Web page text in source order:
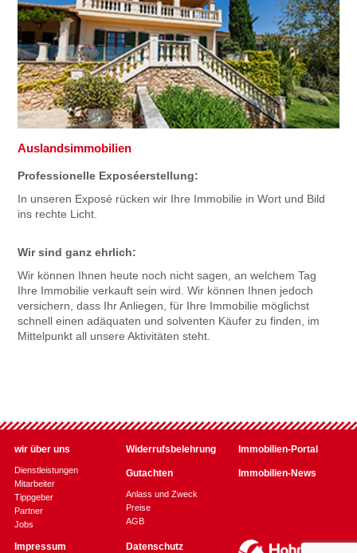
Auslandsimmobilien
Professionelle Exposéerstellung:
In unseren Exposé rücken wir Ihre Immobilie in Wort und Bild
ins rechte Licht.
Wir sind ganz ehrlich:
Wir können Ihnen heute noch nicht sagen, an welchem Tag
Ihre Immobilie verkauft sein wird. Wir können Ihnen jedoch
versichern, dass Ihr Anliegen, für Ihre Immobilie möglichst
schnell einen adäquaten und solventen Käufer zu finden, im
Mittelpunkt all unsere Aktivitäten steht.
wir über uns
Dienst­leistungen
Mitarbeiter
Tipp­geber
Partner
Jobs
Widerrufs­belehrung Immobilien-Portal
Gutachten
Anlass und Zweck
Preise
AGB
Immobilien-News
Impressum Datenschutz